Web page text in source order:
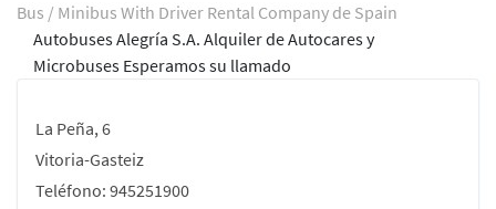
Bus / Minibus With Driver Rental Company de Spain
La Peña, 6
Vitoria-Gasteiz
Teléfono: 945251900
Autobuses Alegría S.A. Alquiler de Autocares y
Microbuses Esperamos su llamado